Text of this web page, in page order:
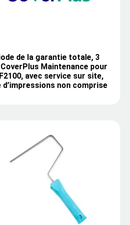
de la garantie totale, 3
Maintenance pour
avec service sur site,
d’impressions non comprise